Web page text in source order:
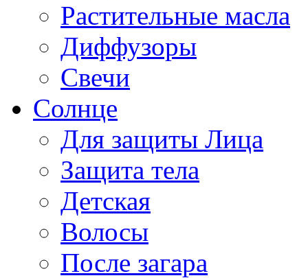
Растительные масла
Диффузоры
Свечи
Солнце
Для защиты Лица
Защита тела
Детская
Волосы
После загара